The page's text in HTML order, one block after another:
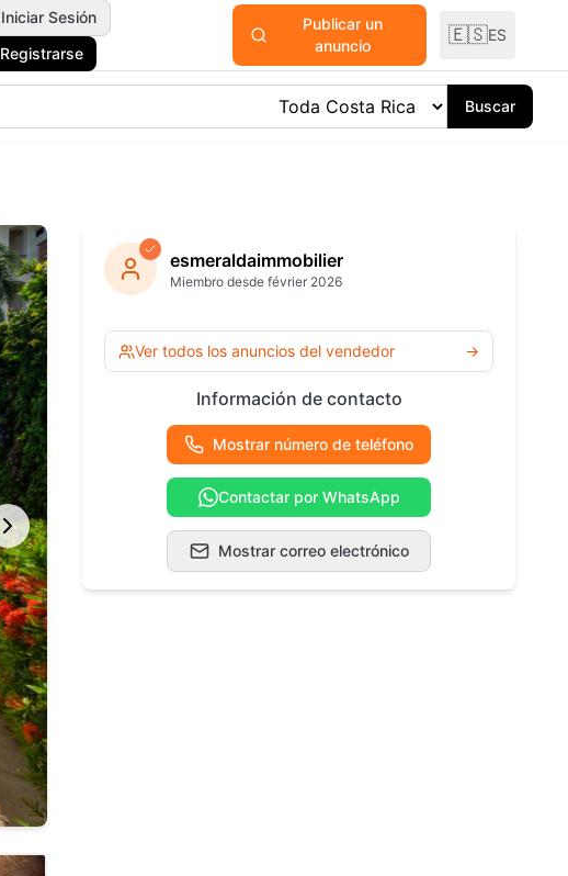
Iniciar Sesión
Registrarse
Publicar un
anuncio
🇪🇸ES
Jardín y Plantas
Ferretería y
Droguería
Surf & Océano
Ver todas las
categorías
Buscar
esmeraldaimmobilier
Miembro desde février 2026
Ver todos los anuncios del vendedor →
Información de contacto
Mostrar número de teléfono
Contactar por WhatsApp
Mostrar correo electrónico